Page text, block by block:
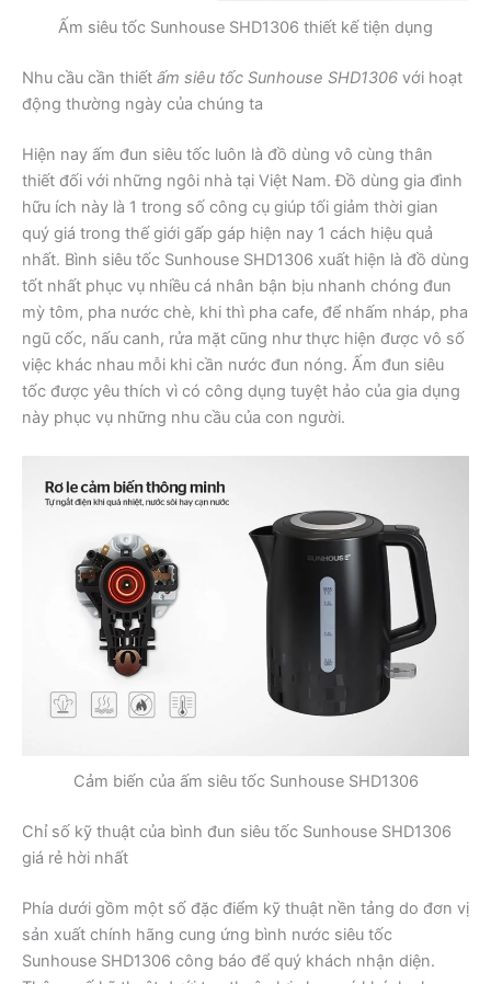
Ấm siêu tốc Sunhouse SHD1306 thiết kế tiện dụng
Nhu cầu cần thiết ấm siêu tốc Sunhouse SHD1306 với hoạt
động thường ngày của chúng ta
Hiện nay ấm đun siêu tốc luôn là đồ dùng vô cùng thân
thiết đối với những ngôi nhà tại Việt Nam. Đồ dùng gia đình
hữu ích này là 1 trong số công cụ giúp tối giảm thời gian
quý giá trong thế giới gấp gáp hiện nay 1 cách hiệu quả
nhất. Bình siêu tốc Sunhouse SHD1306 xuất hiện là đồ dùng
tốt nhất phục vụ nhiều cá nhân bận bịu nhanh chóng đun
mỳ tôm, pha nước chè, khi thì pha cafe, để nhấm nháp, pha
ngũ cốc, nấu canh, rửa mặt cũng như thực hiện được vô số
việc khác nhau mỗi khi cần nước đun nóng. Ấm đun siêu
tốc được yêu thích vì có công dụng tuyệt hảo của gia dụng
này phục vụ những nhu cầu của con người.
Cảm biến của ấm siêu tốc Sunhouse SHD1306
Chỉ số kỹ thuật của bình đun siêu tốc Sunhouse SHD1306
giá rẻ hời nhất
Phía dưới gồm một số đặc điểm kỹ thuật nền tảng do đơn vị
sản xuất chính hãng cung ứng bình nước siêu tốc
Sunhouse SHD1306 công báo để quý khách nhận diện.